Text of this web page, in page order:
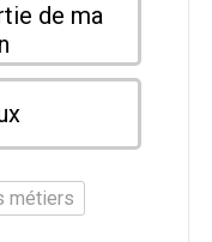
de ma
métiers